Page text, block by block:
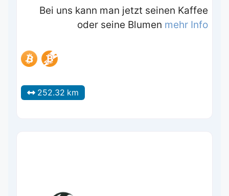
Bei uns kann man jetzt seinen Kaffee
oder seine Blumen mehr Info
252.32 km